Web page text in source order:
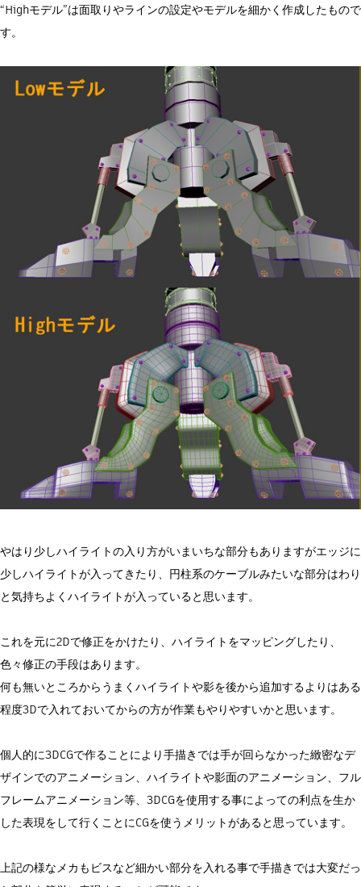
“Highモデル”は面取りやラインの設定やモデルを細かく作成したもので
す。
やはり少しハイライトの入り方がいまいちな部分もありますがエッジに
少しハイライトが入ってきたり、円柱系のケーブルみたいな部分はわり
と気持ちよくハイライトが入っていると思います。
これを元に2Dで修正をかけたり、ハイライトをマッピングしたり、
色々修正の手段はあります。
何も無いところからうまくハイライトや影を後から追加するよりはある
程度3Dで入れておいてからの方が作業もやりやすいかと思います。
個人的に3DCGで作ることにより手描きでは手が回らなかった緻密なデ
ザインでのアニメーション、ハイライトや影面のアニメーション、フル
フレームアニメーション等、3DCGを使用する事によっての利点を生か
した表現をして行くことにCGを使うメリットがあると思っています。
上記の様なメカもビスなど細かい部分を入れる事で手描きでは大変だっ